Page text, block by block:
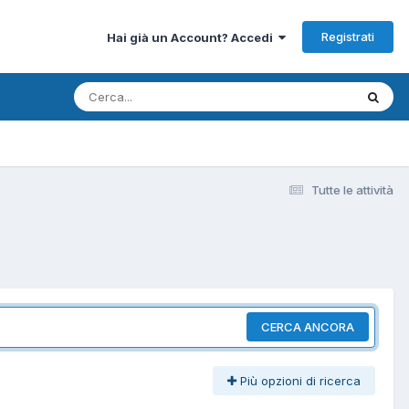
Hai già un Account? Accedi Registrati
Tutte le attività
CERCA ANCORA
Più opzioni di ricerca